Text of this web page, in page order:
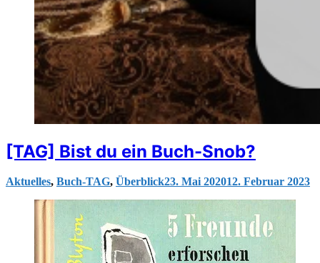
[TAG] Bist du ein Buch-Snob?
Aktuelles, Buch-TAG, Überblick23. Mai 202012. Februar 2023